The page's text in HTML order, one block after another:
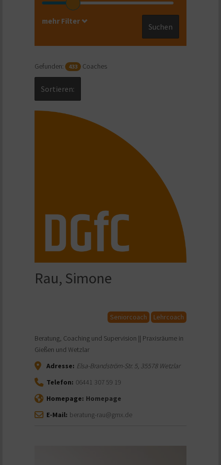
Suchen
mehr Filter
Gefunden: 433 Coaches
Sortieren:
Rau, Simone
Seniorcoach Lehrcoach
Beratung, Coaching und Supervision || Praxisräume in
Gießen und Wetzlar
Adresse: Elsa-Brandström-Str. 5, 35578Wetzlar
Telefon: 06441 307 59 19
Homepage: Homepage
E-Mail: beratung-rau@gmx.de